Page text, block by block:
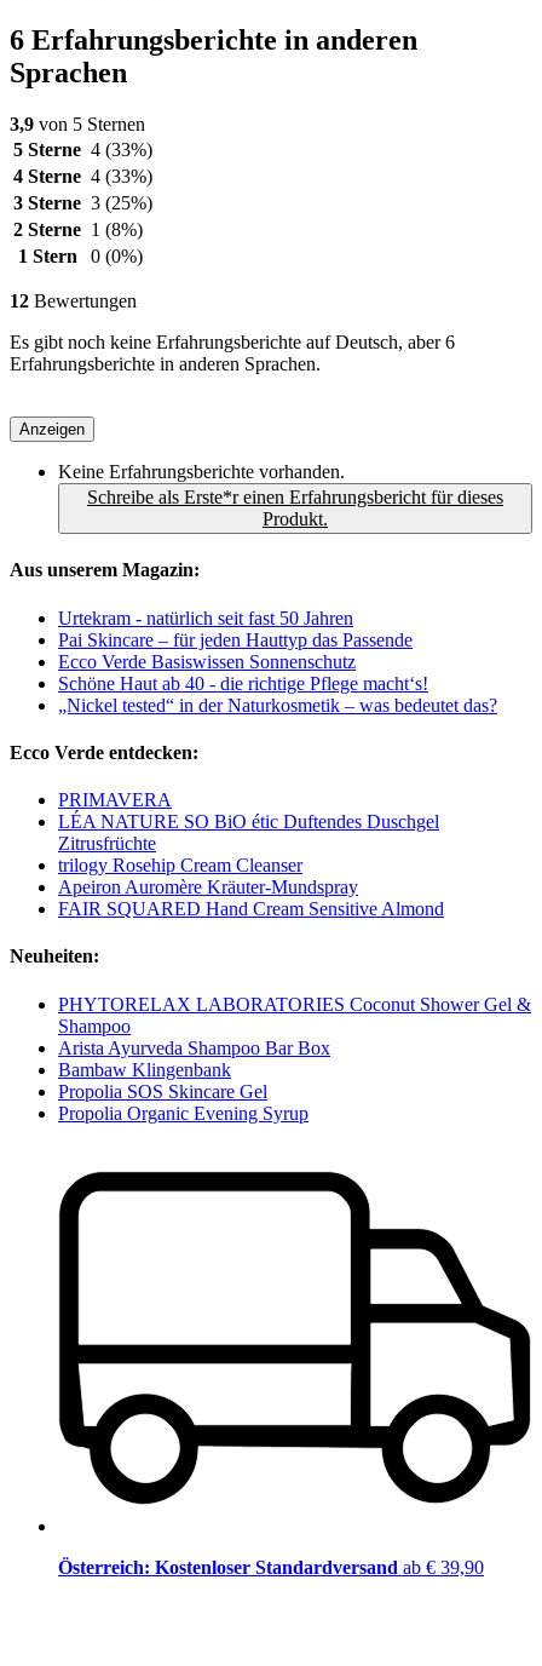
6 Erfahrungsberichte in anderen
Sprachen
3,9 von 5 Sternen
5 Sterne 4 (33%)
4 Sterne 4 (33%)
3 Sterne 3 (25%)
2 Sterne 1 (8%)
1 Stern
0 (0%)
12 Bewertungen
Es gibt noch keine Erfahrungsberichte auf Deutsch, aber 6
Erfahrungsberichte in anderen Sprachen.
Anzeigen
Keine Erfahrungsberichte vorhanden.
Schreibe als Erste*r einen Erfahrungsbericht für dieses
Produkt.
Aus unserem Magazin:
Urtekram - natürlich seit fast 50 Jahren
Pai Skincare – für jeden Hauttyp das Passende
Ecco Verde Basiswissen Sonnenschutz
Schöne Haut ab 40 - die richtige Pflege macht‘s!
„Nickel tested“ in der Naturkosmetik – was bedeutet das?
Ecco Verde entdecken:
PRIMAVERA
LÉA NATURE SO BiO étic Duftendes Duschgel
Zitrusfrüchte
trilogy Rosehip Cream Cleanser
Apeiron Auromère Kräuter-Mundspray
FAIR SQUARED Hand Cream Sensitive Almond
Neuheiten:
PHYTORELAX LABORATORIES Coconut Shower Gel &
Shampoo
Arista Ayurveda Shampoo Bar Box
Bambaw Klingenbank
Propolia SOS Skincare Gel
Propolia Organic Evening Syrup
Österreich: Kostenloser Standardversand ab € 39,90